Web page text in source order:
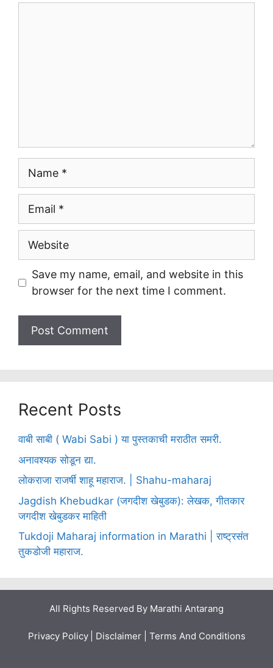
Name
Email
Website
Save my name, email, and website in this
browser for the next time I comment.
Recent Posts
वाबी साबी ( Wabi Sabi ) या पुस्तकाची मराठीत समरी.
अनावश्यक सोडून द्या.
लोकराजा राजर्षी शाहू महाराज. | Shahu-maharaj
Jagdish Khebudkar (जगदीश खेबुडक): लेखक, गीतकार
जगदीश खेबुडकर माहिती
Tukdoji Maharaj information in Marathi | राष्ट्रसंत
तुकडोजी महाराज.
All Rights Reserved By Marathi Antarang
Privacy Policy Disclaimer| Terms And Conditions